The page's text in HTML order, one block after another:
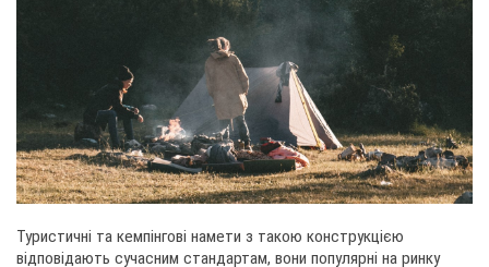
Туристичні та кемпінгові намети з такою конструкцією
відповідають сучасним стандартам, вони популярні на ринку